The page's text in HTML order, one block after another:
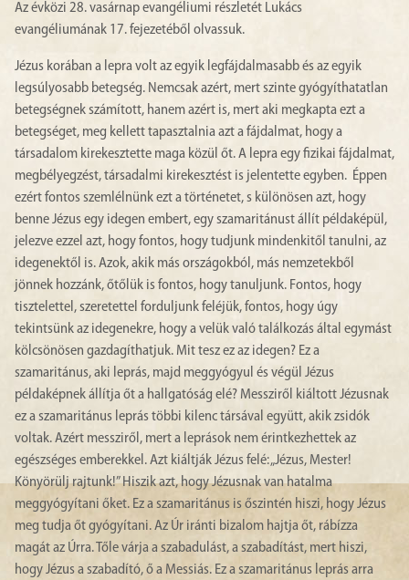
Az évközi 28. vasárnap evangéliumi részletét Lukács
evangéliumának 17. fejezetéből olvassuk.
Jézus korában a lepra volt az egyik legfájdalmasabb és az egyik
legsúlyosabb betegség. Nemcsak azért, mert szinte gyógyíthatatlan
betegségnek számított, hanem azért is, mert aki megkapta ezt a
betegséget, meg kellett tapasztalnia azt a fájdalmat, hogy a
társadalom kirekesztette maga közül őt. A lepra egy fizikai fájdalmat,
megbélyegzést, társadalmi kirekesztést is jelentette egyben. Éppen
ezért fontos szemlélnünk ezt a történetet, s különösen azt, hogy
benne Jézus egy idegen embert, egy szamaritánust állít példaképül,
jelezve ezzel azt, hogy fontos, hogy tudjunk mindenkitől tanulni, az
idegenektől is. Azok, akik más országokból, más nemzetekből
jönnek hozzánk, őtőlük is fontos, hogy tanuljunk. Fontos, hogy
tisztelettel, szeretettel forduljunk feléjük, fontos, hogy úgy
tekintsünk az idegenekre, hogy a velük való találkozás által egymást
kölcsönösen gazdagíthatjuk. Mit tesz ez az idegen? Ez a
szamaritánus, aki leprás, majd meggyógyul és végül Jézus
példaképnek állítja őt a hallgatóság elé? Messziről kiáltott Jézusnak
ez a szamaritánus leprás többi kilenc társával együtt, akik zsidók
voltak. Azért messziről, mert a leprások nem érintkezhettek az
egészséges emberekkel. Azt kiáltják Jézus felé: „Jézus, Mester!
Könyörülj rajtunk!” Hiszik azt, hogy Jézusnak van hatalma
meggyógyítani őket. Ez a szamaritánus is őszintén hiszi, hogy Jézus
meg tudja őt gyógyítani. Az Úr iránti bizalom hajtja őt, rábízza
magát az Úrra. Tőle várja a szabadulást, a szabadítást, mert hiszi,
hogy Jézus a szabadító, ő a Messiás. Ez a szamaritánus leprás arra